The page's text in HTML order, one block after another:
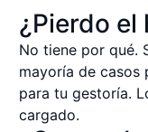
¿Pierdo
No tiene por qué.
mayoría de casos
para tu gestoría.
cargado.